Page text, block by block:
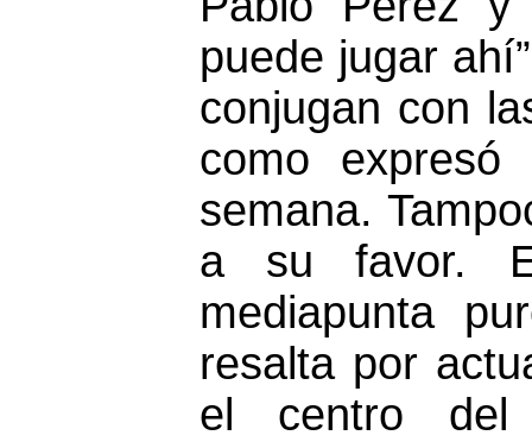
puede jugar
conjugan con
como
semana.
a su favor.
mediapunta
resalta por
el centro